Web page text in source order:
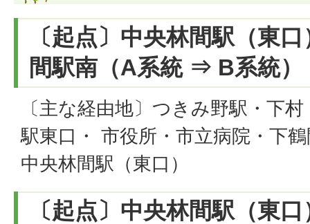
〔起点〕中央林間駅（東
間駅南（A系統 ⇒ B系統）
〔主な経由地〕つきみ野駅・下
駅東口・ 市役所・市立病院・下
中央林間駅（東口）
〔起点〕中央林間駅（東